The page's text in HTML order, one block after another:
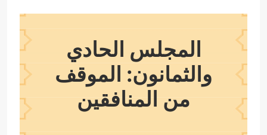
المجلس الحادي
والثمانون: الموقف
من المنافقين